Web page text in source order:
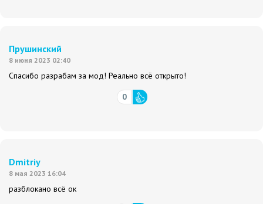
Прушинский
8 июня 2023 02:40
Спасибо разрабам за мод! Реально всё открыто!
0
Dmitriy
8 мая 2023 16:04
разблокано всё ок